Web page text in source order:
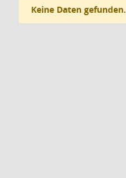
Keine Daten gefunden.